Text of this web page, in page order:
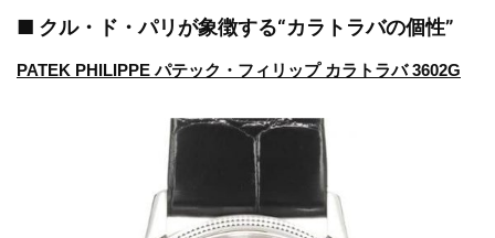
■ クル・ド・パリが象徴する“カラトラバの個性”
PATEK PHILIPPE パテック・フィリップ カラトラバ 3602G